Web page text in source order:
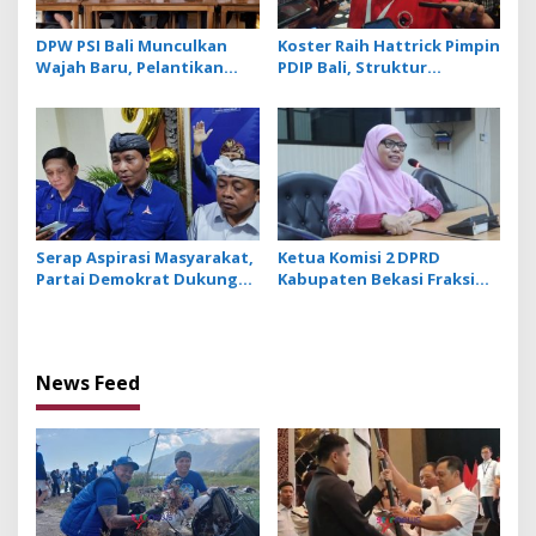
DPW PSI Bali Munculkan
Wajah Baru, Pelantikan
Kaesang Pangarep
Koster Raih Hattrick Pimpin
PDIP Bali, Struktur
Muda dan Penuhi Kuota
Perempuan
Serap Aspirasi Masyarakat,
Partai Demokrat Dukung
Ketua Komisi 2 DPRD
Kabupaten Bekasi Fraksi
News Feed